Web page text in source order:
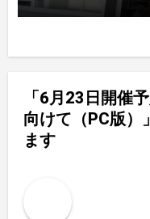
「6月23日開催
向けて（PC版）
ます